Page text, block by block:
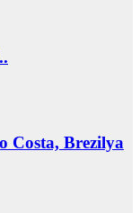
Costa, Brezilya